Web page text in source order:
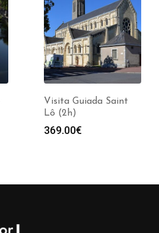
Visita Guiada Saint
Lô (2h)
369.00€